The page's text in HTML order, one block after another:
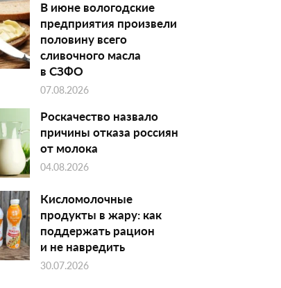
В июне вологодские
предприятия произвели
половину всего
сливочного масла
в СЗФО
07.08.2026
Роскачество назвало
причины отказа россиян
от молока
04.08.2026
Кисломолочные
продукты в жару: как
поддержать рацион
и не навредить
30.07.2026